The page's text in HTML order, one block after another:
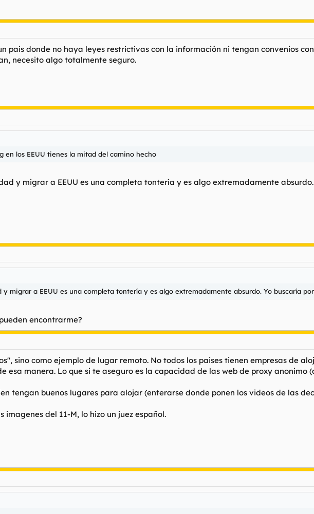
pais donde no haya leyes restrictivas con la información ni tengan convenios
necesito algo totalmente seguro.
en los EEUU tienes la mitad del camino hecho
y migrar a EEUU es una completa tontería y es algo extremadamente
migrar a EEUU es una completa tontería y es algo extremadamente absurdo. Yo buscaría
encontrarme?
sino como ejemplo de lugar remoto. No todos los paises tienen empresas de
esa manera. Lo que si te aseguro es la capacidad de las web de proxy anonimo
tengan buenos lugares para alojar (enterarse donde ponen los videos de las
del 11-M, lo hizo un juez español.